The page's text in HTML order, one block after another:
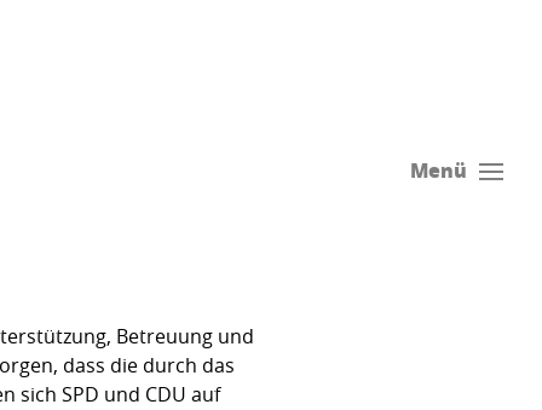
Menü
Betreuung und
dass die durch das
sich SPD und CDU auf